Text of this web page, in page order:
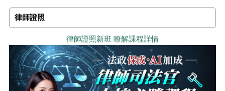
律師證照
律師證照新班 瞭解課程詳情